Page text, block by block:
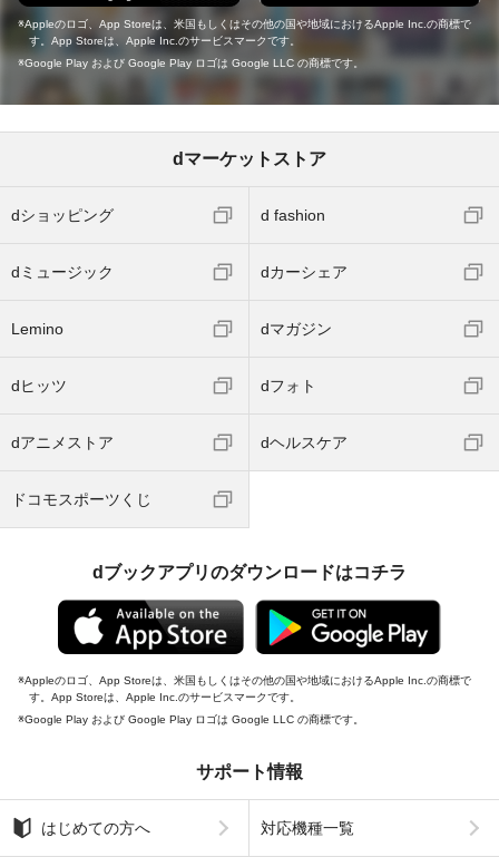
Appleのロゴ、App Storeは、米国もしくはその他の国や地域におけるApple Inc.の商標で
す。App Storeは、Apple Inc.のサービスマークです。
Google Play および Google Play ロゴは Google LLC の商標です。
dマーケットストア
dショッピング d fashion
dミュージック dカーシェア
Lemino dマガジン
dヒッツ dフォト
dアニメストア dヘルスケア
ドコモスポーツくじ
dブックアプリのダウンロードはコチラ
Appleのロゴ、App Storeは、米国もしくはその他の国や地域におけるApple Inc.の商標で
す。App Storeは、Apple Inc.のサービスマークです。
Google Play および Google Play ロゴは Google LLC の商標です。
サポート情報
はじめての方へ 対応機種一覧